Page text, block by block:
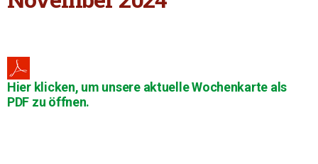
Hier klicken, um unsere aktuelle Wochenkarte als
PDF zu öffnen.